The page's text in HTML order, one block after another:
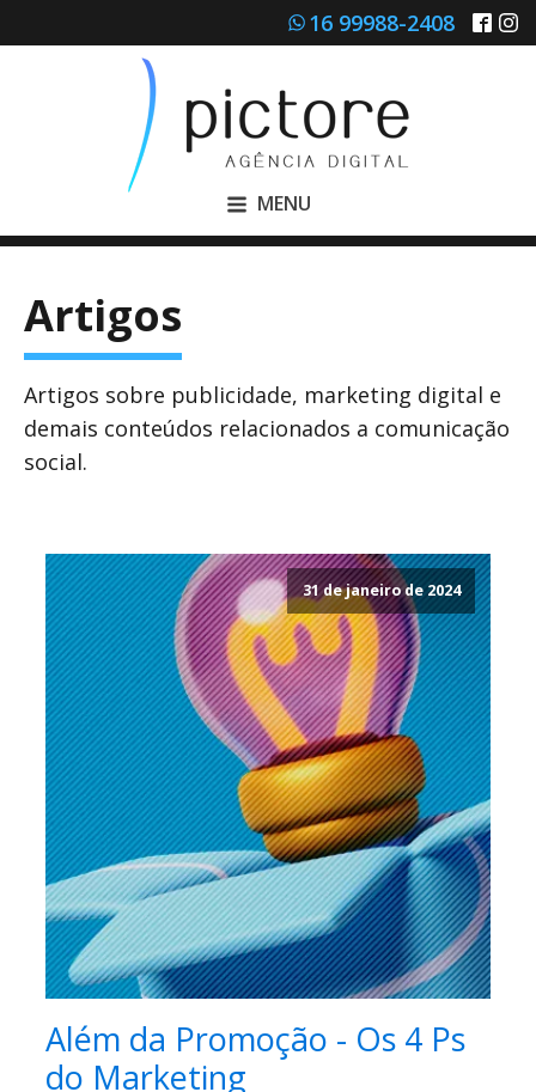
16 99988-2408
MENU
Artigos
Artigos sobre publicidade, marketing digital e
demais conteúdos relacionados a comunicação
social.
31 de janeiro de 2024
Além da Promoção - Os 4 Ps
do Marketing